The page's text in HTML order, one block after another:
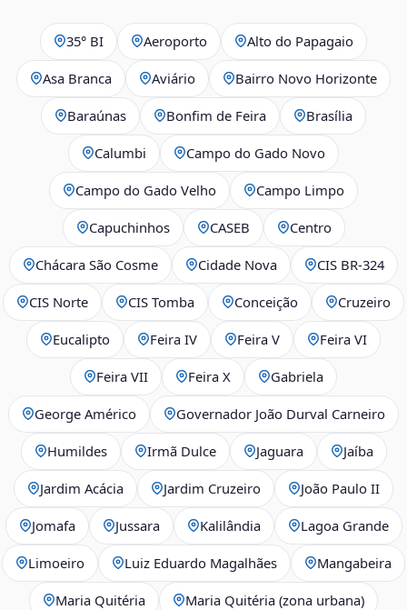
35° BI Aeroporto Alto do Papagaio
Asa Branca Aviário Bairro Novo Horizonte
Baraúnas Bonfim de Feira Brasília
Calumbi Campo do Gado Novo
Campo do Gado Velho Campo Limpo
Capuchinhos CASEB Centro
Chácara São Cosme Cidade Nova CIS BR‑324
CIS Norte CIS Tomba Conceição Cruzeiro
Eucalipto Feira IV Feira V Feira VI
Feira VII Feira X Gabriela
George Américo Governador João Durval Carneiro
Humildes Irmã Dulce Jaguara Jaíba
Jardim Acácia Jardim Cruzeiro João Paulo II
Jomafa Jussara Kalilândia Lagoa Grande
Limoeiro Luiz Eduardo Magalhães Mangabeira
Maria Quitéria Maria Quitéria (zona urbana)